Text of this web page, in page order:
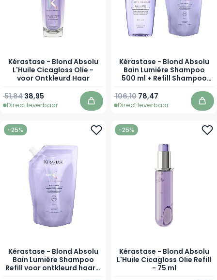
Kérastase - Blond Absolu
L'Huile Cicagloss Olie -
voor Ontkleurd Haar
Vanaf
38,95
Normale prijs
51,84
Direct leverbaar In winkelwagen
Kérastase - Blond Absolu
Bain Lumiére Shampoo
500 ml + Refill Shampoo
Ontkleurd Haar
78,47
106,10
Direct leverbaar In
-25%
Kérastase - Blond Absolu
Bain Lumiére Shampoo
Refill voor ontkleurd haar -
-25%
Kérastase - Blond Absolu
L'Huile Cicagloss Olie Refill
- 75 ml